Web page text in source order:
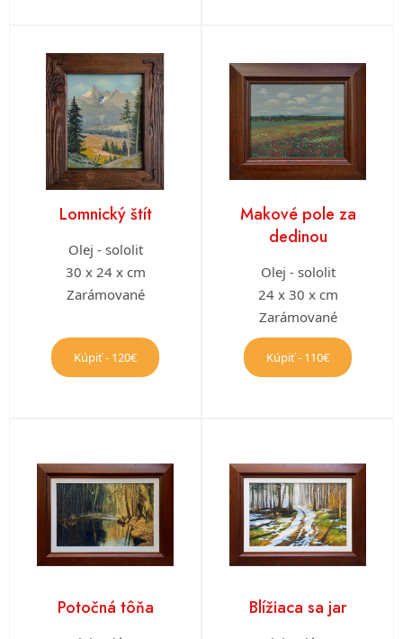
Lomnický štít
Olej - sololit
30 x 24 x cm
Zarámované
Kúpiť - 120€
Makové pole za
dedinou
Olej - sololit
24 x 30 x cm
Zarámované
Kúpiť - 110€
Potočná tôňa Blížiaca sa jar